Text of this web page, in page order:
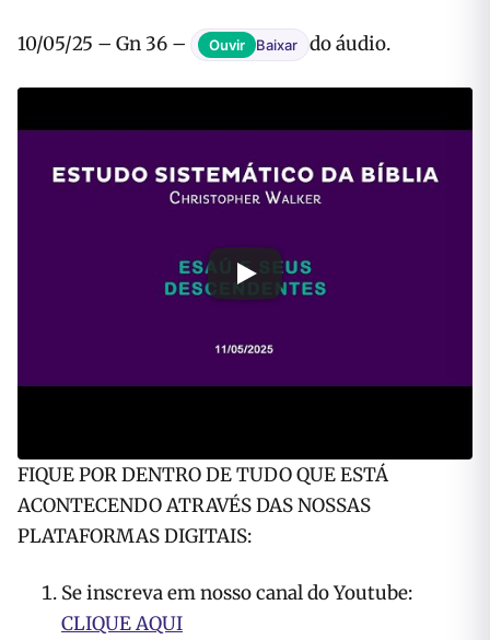
10/05/25 – Gn 36 – Ouvir Baixar do áudio.
FIQUE POR DENTRO DE TUDO QUE ESTÁ
ACONTECENDO ATRAVÉS DAS NOSSAS
PLATAFORMAS DIGITAIS:
Se inscreva em nosso canal do Youtube:
CLIQUE AQUI